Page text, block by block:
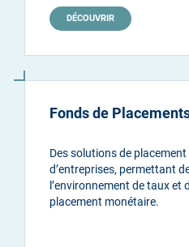
DÉCOUVRIR
Fonds de
Des solutions de
d’entreprises, permettant
l’environnement de taux et
placement monétaire.